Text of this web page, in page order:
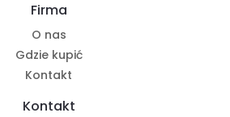
Firma
O nas
Gdzie kupić
Kontakt
Kontakt